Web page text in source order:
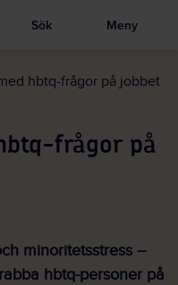
Visa sökruta
Sök Meny
hbtq-frågor på jobbet
frågor på
minoritetsstress –
hbtq-personer på